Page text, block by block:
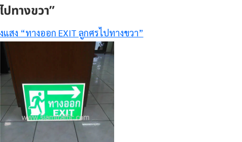
ทางขวา”
แสง “ทางออก EXIT ลูกศรไปทางขวา”